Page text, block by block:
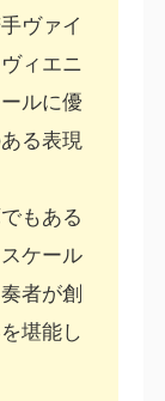
ヴァイ
ィエニ
ルに優
る表現
もある
ケール
者が創
堪能し